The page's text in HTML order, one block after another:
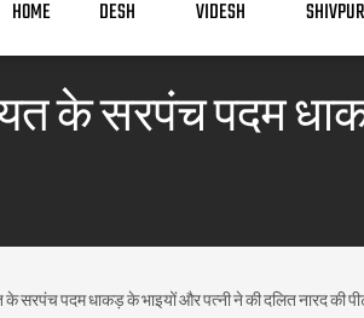
HOME DESH VIDESH
के सरपंच पदम
सरपंच पदम धाकड़ के भाइयों और पत्नी ने की दलित नारद की